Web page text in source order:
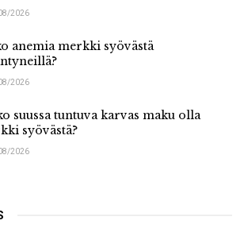
2026
anemia merkki syövästä
2026
suussa tuntuva karvas maku olla
syövästä?
2026